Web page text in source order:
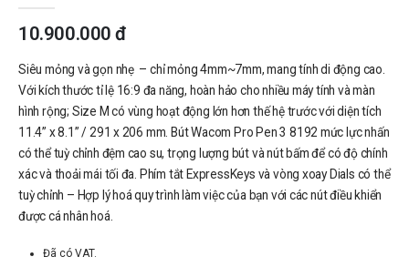
10.900.000đ
Siêu mỏng và gọn nhẹ – chỉ mỏng 4mm~7mm, mang tính di động cao.
Với kích thước tỉ lệ 16:9 đa năng, hoàn hảo cho nhiều máy tính và màn
hình rộng; Size M có vùng hoạt động lớn hơn thế hệ trước với diện tích
11.4” x 8.1” / 291 x 206 mm. Bút Wacom Pro Pen 3 8192 mức lực nhấn
có thể tuỳ chỉnh đệm cao su, trọng lượng bút và nút bấm để có độ chính
xác và thoải mái tối đa. Phím tắt ExpressKeys và vòng xoay Dials có thể
tuỳ chỉnh – Hợp lý hoá quy trình làm việc của bạn với các nút điều khiển
được cá nhân hoá.
Đã có VAT.